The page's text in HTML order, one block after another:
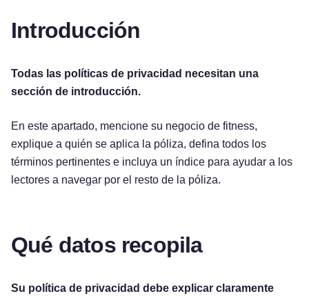
Introducción
Todas las políticas de privacidad necesitan una
sección de introducción.
En este apartado, mencione su negocio de fitness,
explique a quién se aplica la póliza, defina todos los
términos pertinentes e incluya un índice para ayudar a los
lectores a navegar por el resto de la póliza.
Qué datos recopila
Su política de privacidad debe explicar claramente